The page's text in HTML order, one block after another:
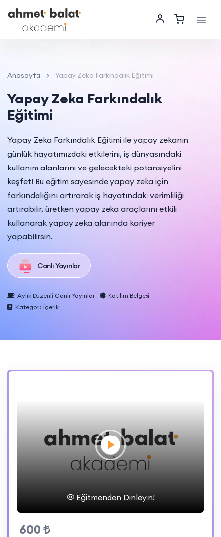
Anasayfa Yapay Zeka Farkındalık Eğitimi
Yapay Zeka Farkındalık
Eğitimi
Yapay Zeka Farkındalık Eğitimi ile yapay zekanın
günlük hayatımızdaki etkilerini, iş dünyasındaki
kullanım alanlarını ve gelecekteki potansiyelini
keşfet! Bu eğitim sayesinde yapay zeka için
farkındalığını artırarak iş hayatındaki verimliliği
artırabilir, üretken yapay zeka araçlarını etkili
kullanarak yapay zeka alanında kariyer
yapabilirsin.
Canlı Yayınlar
Aylık Düzenli Canlı Yayınlar
Katılım Belgesi
Kategori: İçerik
Eğitmenden Dinleyin!
600 ₺